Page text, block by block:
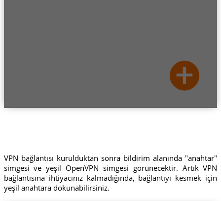
VPN bağlantısı kurulduktan sonra bildirim alanında "anahtar"
simgesi ve yeşil OpenVPN simgesi görünecektir. Artık VPN
bağlantısına ihtiyacınız kalmadığında, bağlantıyı kesmek için
yeşil anahtara dokunabilirsiniz.